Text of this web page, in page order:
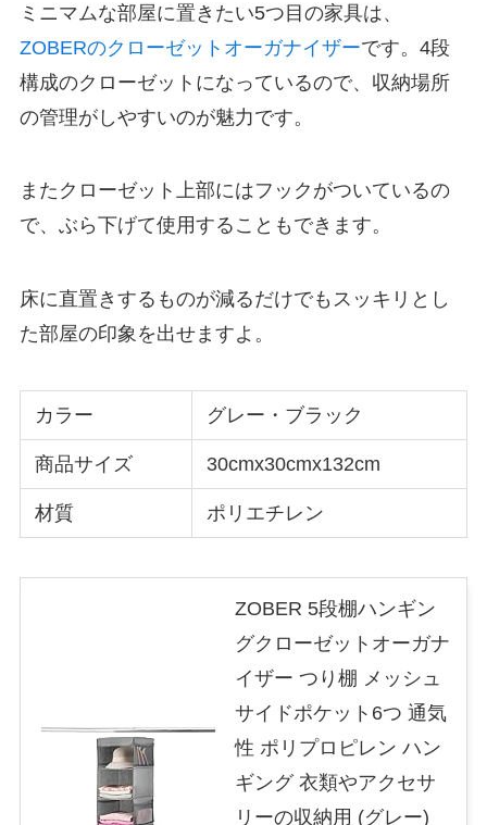
ミニマムな部屋に置きたい5つ目の家具は、
ZOBERのクローゼットオーガナイザーです。4段
構成のクローゼットになっているので、収納場所
の管理がしやすいのが魅力です。
またクローゼット上部にはフックがついているの
で、ぶら下げて使用することもできます。
床に直置きするものが減るだけでもスッキリとし
た部屋の印象を出せますよ。
カラー グレー・ブラック
商品サイズ ‎30cmx30cmx132cm
材質 ポリエチレン
ZOBER 5段棚ハンギン
グクローゼットオーガナ
イザー つり棚 メッシュ
サイドポケット6つ 通気
性 ポリプロピレン ハン
ギング 衣類やアクセサ
リーの収納用 (グレー)